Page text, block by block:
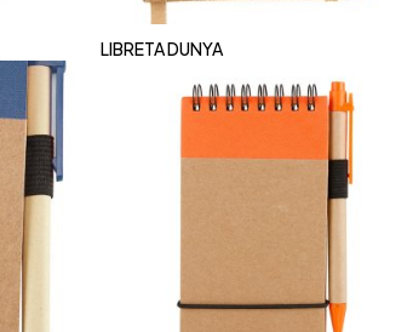
LIBRETA DUNYA